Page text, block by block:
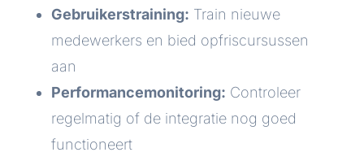
Gebruikerstraining: Train nieuwe
medewerkers en bied opfriscursussen
aan
Performancemonitoring: Controleer
regelmatig of de integratie nog goed
functioneert